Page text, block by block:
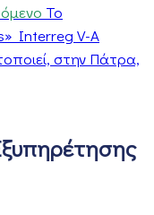
Το
Interreg V-A
στην Πάτρα,